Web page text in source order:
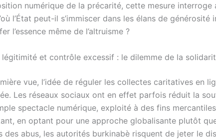
numérique de la précarité, cette mesure interroge
l’État peut-il s’immiscer dans les élans de générosité
l’essence même de l’altruisme ?
légitimité et contrôle excessif : le dilemme de la
vue, l’idée de réguler les collectes caritatives en
Les réseaux sociaux ont en effet parfois réduit la
spectacle numérique, exploité à des fins
en optant pour une approche globalisante plutôt
des abus, les autorités burkinabè risquent de jeter le